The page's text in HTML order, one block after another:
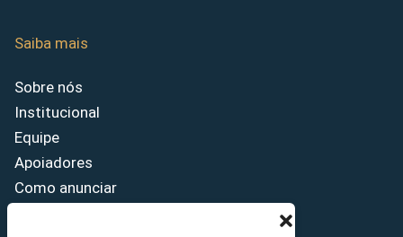
Saiba mais
Sobre nós
Institucional
Equipe
Apoiadores
Como anunciar